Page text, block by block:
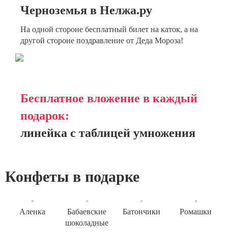
Черноземья в Нелжа.ру
На одной стороне бесплатный билет на каток, а на
другой стороне поздравление от Деда Мороза!
Бесплатное вложение в каждый
подарок:
линейка с таблицей умножения
Конфеты в подарке
Аленка
Бабаевские
шоколадные
Батончики Ромашки